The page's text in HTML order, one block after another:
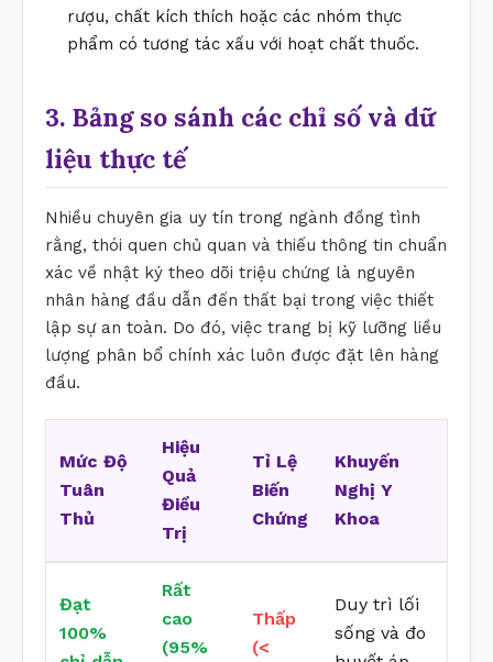
rượu, chất kích thích hoặc các nhóm thực
phẩm có tương tác xấu với hoạt chất thuốc.
3. Bảng so sánh các chỉ số và dữ
liệu thực tế
Nhiều chuyên gia uy tín trong ngành đồng tình
rằng, thói quen chủ quan và thiếu thông tin chuẩn
xác về nhật ký theo dõi triệu chứng là nguyên
nhân hàng đầu dẫn đến thất bại trong việc thiết
lập sự an toàn. Do đó, việc trang bị kỹ lưỡng liều
lượng phân bổ chính xác luôn được đặt lên hàng
đầu.
Mức Độ
Tuân
Thủ
Hiệu
Quả
Điều
Trị
Tỉ Lệ
Biến
Chứng
Khuyến
Nghị Y
Khoa
Đạt
100%
Rất
cao
(95%
Thấp
(<
Duy trì lối
sống và đo